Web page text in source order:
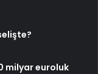
milyar euroluk